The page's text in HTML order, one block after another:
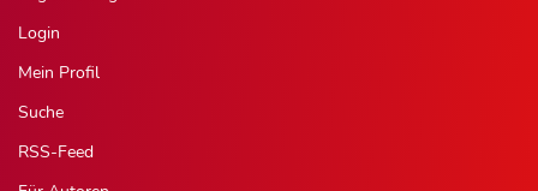
Login
Mein Profil
Suche
RSS-Feed